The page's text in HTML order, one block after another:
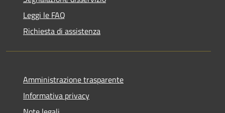
Leggi le FAQ
Richiesta di assistenza
Amministrazione trasparente
Informativa privacy